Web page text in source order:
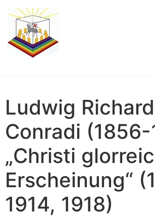
Ludwig Richard
Conradi
„Christi
Erscheinung“
1914, 1918)